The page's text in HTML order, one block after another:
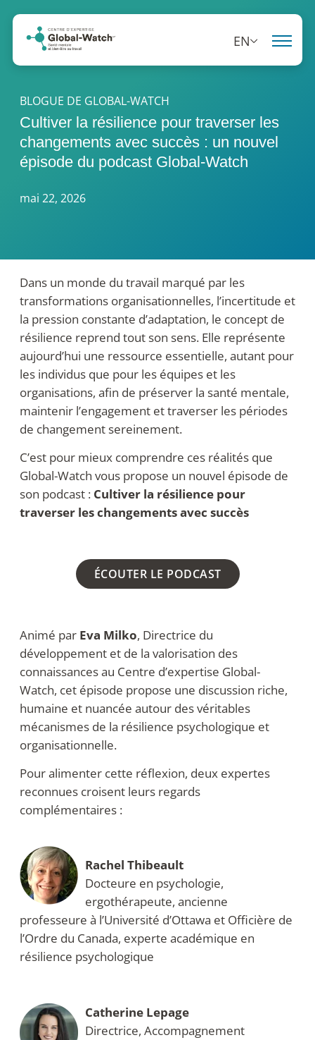
EN
BLOGUE DE GLOBAL-WATCH
Cultiver la résilience pour traverser les
changements avec succès : un nouvel
épisode du podcast Global-Watch
mai 22, 2026
Dans un monde du travail marqué par les
transformations organisationnelles, l’incertitude et
la pression constante d’adaptation, le concept de
résilience reprend tout son sens. Elle représente
aujourd’hui une ressource essentielle, autant pour
les individus que pour les équipes et les
organisations, afin de préserver la santé mentale,
maintenir l’engagement et traverser les périodes
de changement sereinement.
C’est pour mieux comprendre ces réalités que
Global-Watch vous propose un nouvel épisode de
son podcast : Cultiver la résilience pour
traverser les changements avec succès
ÉCOUTER LE PODCAST
Animé par Eva Milko, Directrice du
développement et de la valorisation des
connaissances au Centre d’expertise Global-
Watch, cet épisode propose une discussion riche,
humaine et nuancée autour des véritables
mécanismes de la résilience psychologique et
organisationnelle.
Pour alimenter cette réflexion, deux expertes
reconnues croisent leurs regards
complémentaires :
Rachel Thibeault
Docteure en psychologie,
ergothérapeute, ancienne
professeure à l’Université d’Ottawa et Officière de
l’Ordre du Canada, experte académique en
résilience psychologique
Catherine Lepage
Directrice, Accompagnement